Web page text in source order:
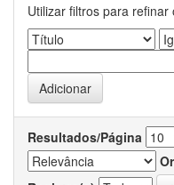
Utilizar filtros para
Resultados/Página